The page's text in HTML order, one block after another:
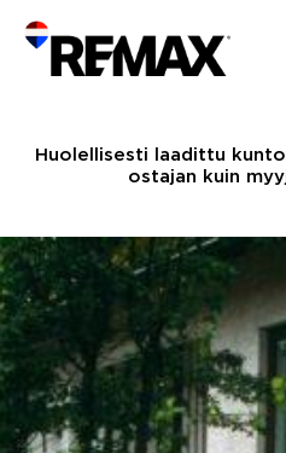
content
Huolellisesti laadittu
ostajan kuin